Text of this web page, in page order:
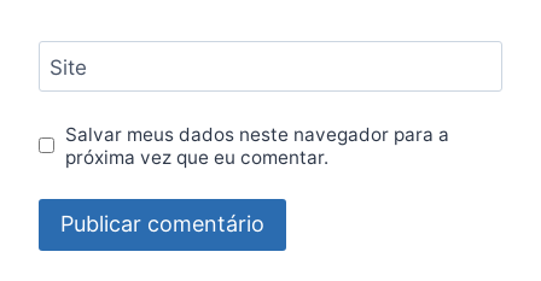
Site
Salvar meus dados neste navegador para a
próxima vez que eu comentar.